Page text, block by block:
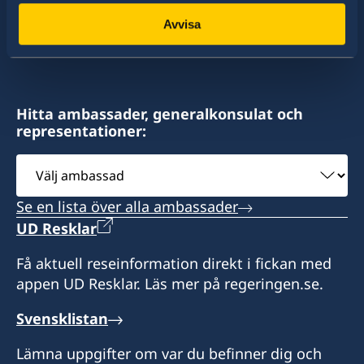
Avvisa
Consulat honoraire de Suède à Monaco
Clipper Palace
Telefontider:
Måndag 9.00-14.00
Tisdag - fredag 9.00-12.00
Öppettider:
Enligt överenskommelse.
Extra helgdagar i Monaco då konsulatet är
stängt:
27/1, 25/5, 4/6, 2/11, 19/11, 8/12 2026
Sommarstängt : 5/08-31/08 2026
Konsulatet i Monaco kan utlämna pass, ID-kort
konsulat. Sveriges utrikesrepresentation består
av drygt 100 utlandsmyndigheter.
Hitta ambassader, generalkonsulat och
representationer:
Välj
ambassad
Se en lista över alla ambassader
UD Resklar
Få aktuell reseinformation direkt i fickan med
appen UD Resklar. Läs mer på regeringen.se.
Svensklistan
Lämna uppgifter om var du befinner dig och